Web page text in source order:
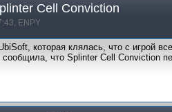
Cell Conviction
ENPY
которая клялась, что с игрой
сообщила, что Splinter Cell Conviction